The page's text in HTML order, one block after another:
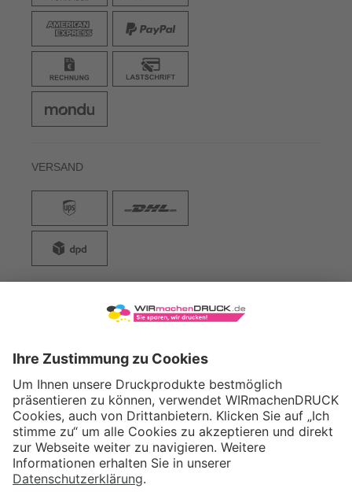
VERSAND
WIRmachenDRUCK GmbH
71522 Backnang
Tel.: +49 (0) 711 995 982 - 20
Fax: +49 (0) 711 995 982 - 21
SOCIAL MEDIA